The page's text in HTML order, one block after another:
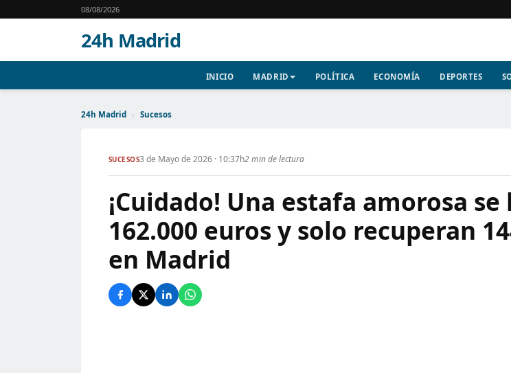
08/08/2026
24h Madrid
INICIO MADRID POLÍTICA ECONOMÍA DEPORTES
24h Madrid › Sucesos
SUCESOS3 de Mayo de 2026 · 10:37h2 min de lectura
¡Cuidado! Una estafa amorosa se
162.000 euros y solo recuperan
en Madrid